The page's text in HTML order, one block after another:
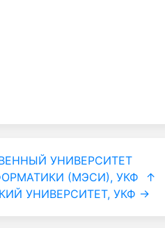
УНИВЕРСИТЕТ
(МЭСИ), УКФ
↑
УНИВЕРСИТЕТ, УКФ →